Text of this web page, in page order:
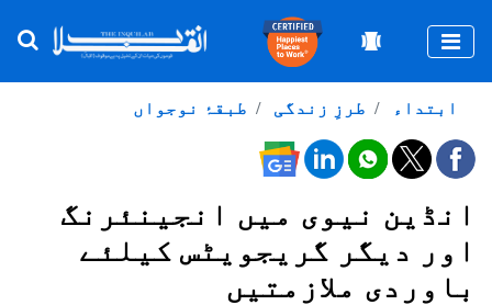
طبقۂ نوجواں طرزِ زندگی ابتداء
انڈین نیوی میں انجینئرنگ
اور دیگر گریجویٹس کیلئے
باوردی ملازمتیں